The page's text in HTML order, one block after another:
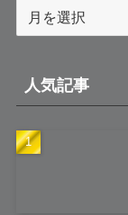
ブ
人気記事